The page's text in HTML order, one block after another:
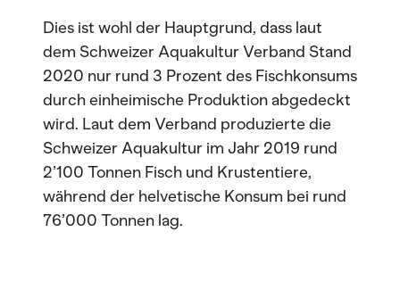
Dies ist wohl der Hauptgrund, dass laut
dem Schweizer Aquakultur Verband Stand
2020 nur rund 3 Prozent des Fischkonsums
durch einheimische Produktion abgedeckt
wird. Laut dem Verband produzierte die
Schweizer Aquakultur im Jahr 2019 rund
2’100 Tonnen Fisch und Krustentiere,
während der helvetische Konsum bei rund
76’000 Tonnen lag.